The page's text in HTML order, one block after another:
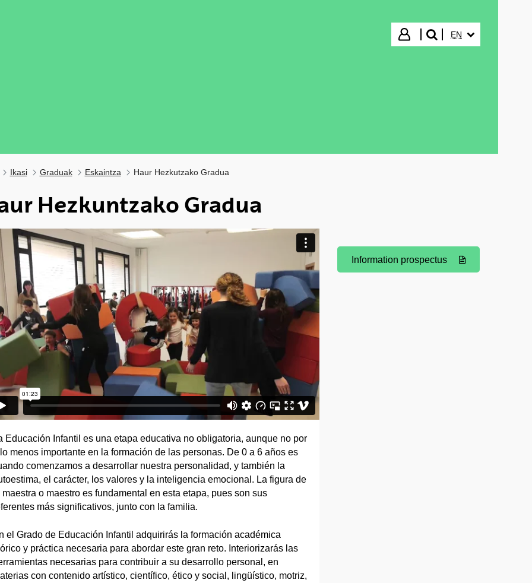
Login
search"
EN
Ikasi Graduak Eskaintza Haur Hezkutzako Gradua
Hezkuntzako Gradua
Educación Infantil es una etapa educativa no obligatoria, aunque no por
menos importante en la formación de las personas. De 0 a 6 años es
comenzamos a desarrollar nuestra personalidad, y también la
el carácter, los valores y la inteligencia emocional. La figura de
maestra o maestro es fundamental en esta etapa, pues son sus
más significativos, junto con la familia.
el Grado de Educación Infantil adquirirás la formación académica
y práctica necesaria para abordar este gran reto. Interiorizarás las
necesarias para contribuir a su desarrollo personal, en
con contenido artístico, científico, ético y social, lingüístico, motriz,
(Opens New Window)
Information prospectus